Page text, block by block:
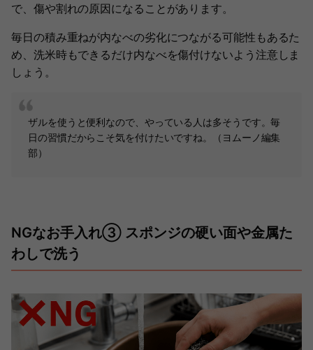
で、傷や割れの原因になることがあります。
毎日の積み重ねが内なべの劣化につながる可能性もあるた
め、洗米時もできるだけ内なべを傷付けないよう注意しま
しょう。
ザルを使うと便利なので、やっている人は多そうです。毎
日の習慣だからこそ気を付けたいですね。（ヨムーノ編集
部）
NGなお手入れ③ スポンジの硬い面や金属た
わしで洗う